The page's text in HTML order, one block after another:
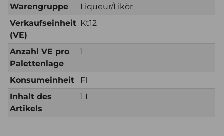
Warengruppe
Liqueur/Likör
Verkaufseinheit
(VE)
Kt12
Anzahl VE pro
Palettenlage
1
Konsumeinheit
Fl
Inhalt des
Artikels
1 L